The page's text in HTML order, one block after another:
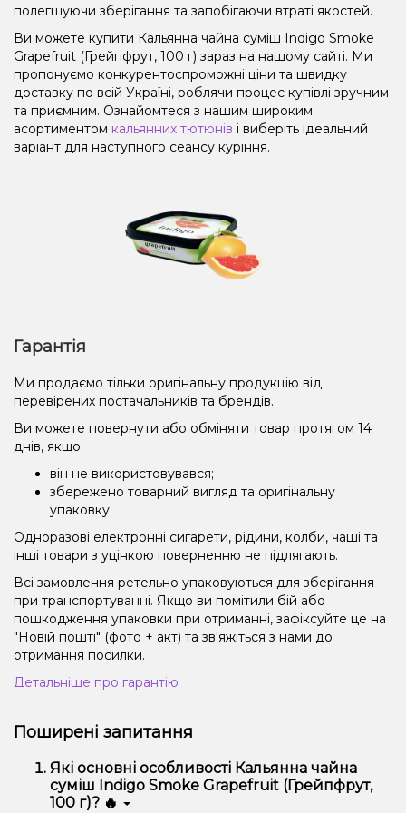
полегшуючи зберігання та запобігаючи втраті якостей.
Ви можете купити Кальянна чайна суміш Indigo Smoke
Grapefruit (Грейпфрут, 100 г) зараз на нашому сайті. Ми
пропонуємо конкурентоспроможні ціни та швидку
доставку по всій Україні, роблячи процес купівлі зручним
та приємним. Ознайомтеся з нашим широким
асортиментом кальянних тютюнів і виберіть ідеальний
варіант для наступного сеансу куріння.
Гарантія
Ми продаємо тільки оригінальну продукцію від
перевірених постачальників та брендів.
Ви можете повернути або обміняти товар протягом 14
днів, якщо:
він не використовувався;
збережено товарний вигляд та оригінальну
упаковку.
Одноразові електронні сигарети, рідини, колби, чаші та
інші товари з уцінкою поверненню не підлягають.
Всі замовлення ретельно упаковуються для зберігання
при транспортуванні. Якщо ви помітили бій або
пошкодження упаковки при отриманні, зафіксуйте це на
"Новій пошті" (фото + акт) та зв'яжіться з нами до
отримання посилки.
Детальніше про гарантію
Поширені запитання
Які основні особливості Кальянна чайна
суміш Indigo Smoke Grapefruit (Грейпфрут,
100 г)? 🔥